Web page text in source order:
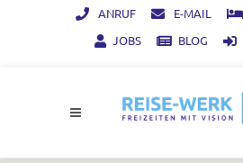
ANRUF E-MAIL
JOBS
BLOG